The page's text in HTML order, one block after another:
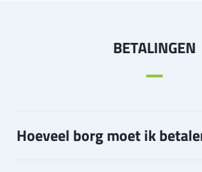
BETALINGEN
Hoeveel borg moet ik